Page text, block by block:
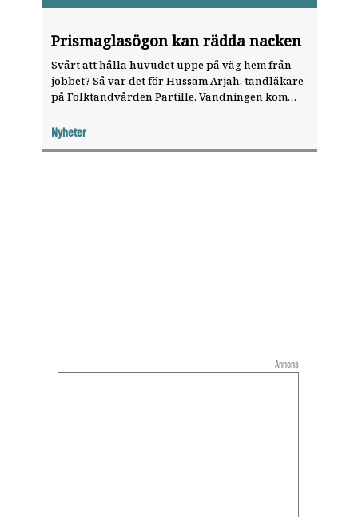
Prismaglasögon kan rädda nacken
Svårt att hålla huvudet uppe på väg hem från
jobbet? Så var det för Hussam Arjah, tandläkare
på Folk­tandvården Partille. Vändningen kom
Nyheter
Annons